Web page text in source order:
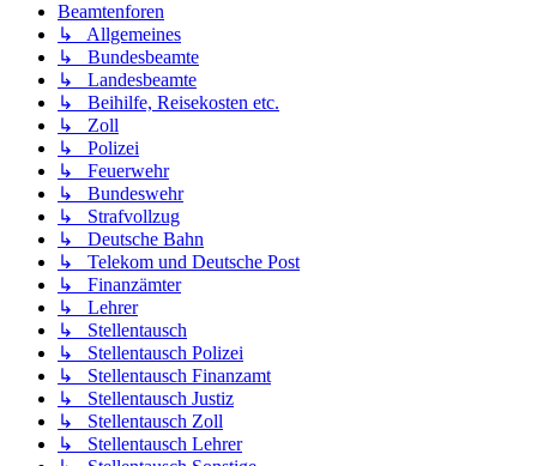
Beamtenforen
↳ Allgemeines
↳ Bundesbeamte
↳ Landesbeamte
↳ Beihilfe, Reisekosten etc.
↳ Zoll
↳ Polizei
↳ Feuerwehr
↳ Bundeswehr
↳ Strafvollzug
↳ Deutsche Bahn
↳ Telekom und Deutsche Post
↳ Finanzämter
↳ Lehrer
↳ Stellentausch
↳ Stellentausch Polizei
↳ Stellentausch Finanzamt
↳ Stellentausch Justiz
↳ Stellentausch Zoll
↳ Stellentausch Lehrer